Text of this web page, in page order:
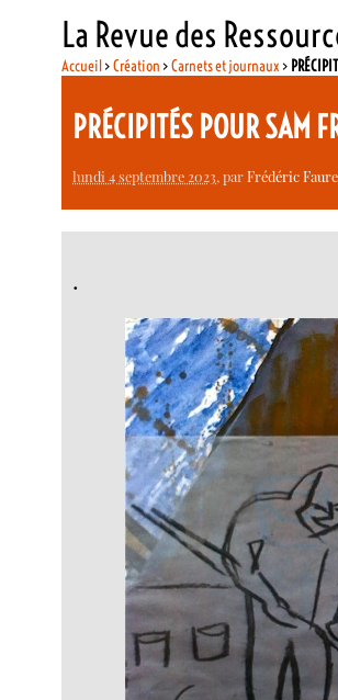
La Revue des
Accueil>Création >Carnets et journaux >
PRÉCIPITÉS POUR SAM
lundi 4 septembre 2023, parFrédéric Faure
.